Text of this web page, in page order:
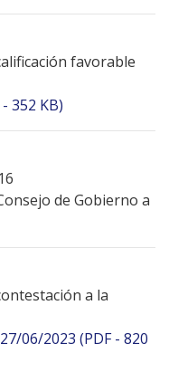
favorable
352 KB)
de Gobierno a
a la
06/2023 (PDF - 820